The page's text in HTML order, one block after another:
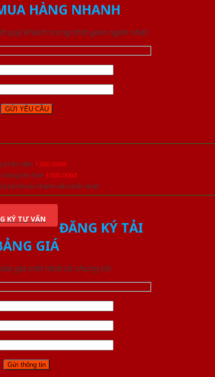
HÀNG NHANH
quý khách trong thời gian ngắn nhất
trí lên đến 1.000.000đ
hàng lớn hơn 3.000.000đ
tài khoản thành viên thân thiết
KÝ TƯ VẤN
ĐĂNG KÝ TẢI
GIÁ
giá mới nhất từ chúng tôi